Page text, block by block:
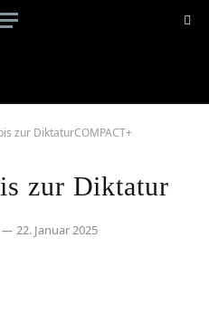
zur DiktaturCOMPACT+
zur Diktatur
22. Januar 2025